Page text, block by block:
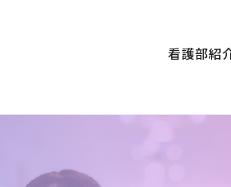
看護部紹